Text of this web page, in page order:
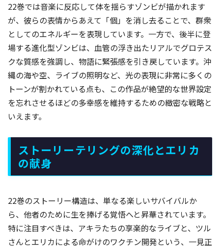
22巻では音楽に反応して体を揺らすゾンビが描かれます
が、彼らの表情からあえて「個」を消し去ることで、群衆
としてのエネルギーを表現しています。一方で、後半に登
場する進化型ゾンビは、血管の浮き出たリアルでグロテス
クな質感を強調し、物語に緊張感を引き戻しています。沖
縄の海や空、ライブの照明など、光の表現に非常に多くの
トーンが割かれている点も、この作品が絶望的な世界設定
を忘れさせるほどの多幸感を維持するための緻密な戦略と
いえます。
ストーリーテリングの深化とエリカ
の献身
22巻のストーリー構造は、単なる楽しいサバイバルか
ら、他者のために生を捧げる覚悟へと昇華されています。
特に注目すべきは、アキラたちの享楽的なライブと、ツル
さんとエリカによる命がけのワクチン開発という、一見正